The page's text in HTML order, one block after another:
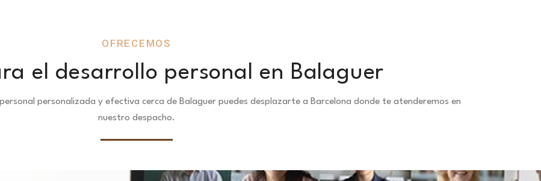
OFRECEMOS
el desarrollo personal en Balaguer
personalizada y efectiva cerca de Balaguer puedes desplazarte a Barcelona donde te atenderemos en
nuestro despacho.